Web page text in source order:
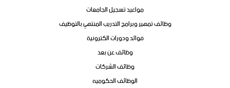
مواعيد تسجيل الجامعات
وظائف تمهير وبرامج التدريب المنتهي بالتوظيف
فوائد ودورات الكترونية
وظائف عن بعد
وظائف الشركات
الوظائف الحكوميه